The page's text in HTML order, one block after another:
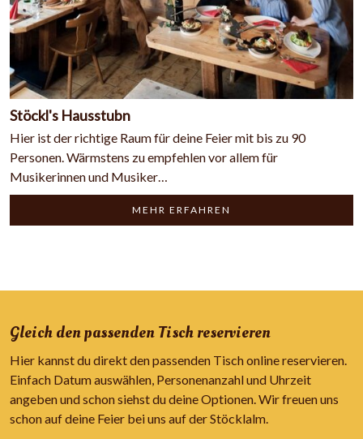
Stöckl's Hausstubn
Hier ist der richtige Raum für deine Feier mit bis zu 90
Personen. Wärmstens zu empfehlen vor allem für
Musikerinnen und Musiker…
MEHR ERFAHREN
Gleich den passenden Tisch reservieren
Hier kannst du direkt den passenden Tisch online reservieren.
Einfach Datum auswählen, Personenanzahl und Uhrzeit
angeben und schon siehst du deine Optionen. Wir freuen uns
schon auf deine Feier bei uns auf der Stöcklalm.